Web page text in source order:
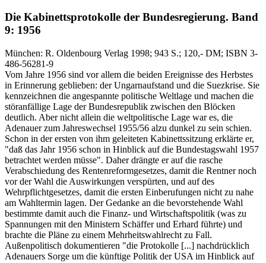
Die Kabinettsprotokolle der Bundesregierung. Band
9: 1956
München: R. Oldenbourg Verlag 1998; 943 S.; 120,- DM; ISBN 3-
486-56281-9
Vom Jahre 1956 sind vor allem die beiden Ereignisse des Herbstes
in Erinnerung geblieben: der Ungarnaufstand und die Suezkrise. Sie
kennzeichnen die angespannte politische Weltlage und machen die
störanfällige Lage der Bundesrepublik zwischen den Blöcken
deutlich. Aber nicht allein die weltpolitische Lage war es, die
Adenauer zum Jahreswechsel 1955/56 alzu dunkel zu sein schien.
Schon in der ersten von ihm geleiteten Kabinettssitzung erklärte er,
"daß das Jahr 1956 schon in Hinblick auf die Bundestagswahl 1957
betrachtet werden müsse". Daher drängte er auf die rasche
Verabschiedung des Rentenreformgesetzes, damit die Rentner noch
vor der Wahl die Auswirkungen verspürten, und auf des
Wehrpflichtgesetzes, damit die ersten Einberufungen nicht zu nahe
am Wahltermin lagen. Der Gedanke an die bevorstehende Wahl
bestimmte damit auch die Finanz- und Wirtschaftspolitik (was zu
Spannungen mit den Ministern Schäffer und Erhard führte) und
brachte die Pläne zu einem Mehrheitswahlrecht zu Fall.
Außenpolitisch dokumentieren "die Protokolle [...] nachdrücklich
Adenauers Sorge um die künftige Politik der USA im Hinblick auf